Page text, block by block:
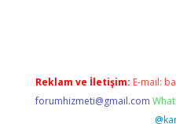
Reklam ve İletişim: E-mail:
forumhizmeti@gmail.com